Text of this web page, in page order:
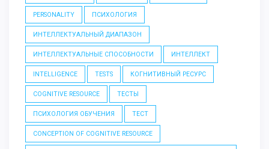
PERSONALITY ПСИХОЛОГИЯ
ИНТЕЛЛЕКТУАЛЬНЫЙ ДИАПАЗОН
ИНТЕЛЛЕКТУАЛЬНЫЕ СПОСОБНОСТИ ИНТЕЛЛЕКТ
INTELLIGENCE TESTS КОГНИТИВНЫЙ РЕСУРС
COGNITIVE RESOURCE ТЕСТЫ
ПСИХОЛОГИЯ ОБУЧЕНИЯ ТЕСТ
CONCEPTION OF COGNITIVE RESOURCE